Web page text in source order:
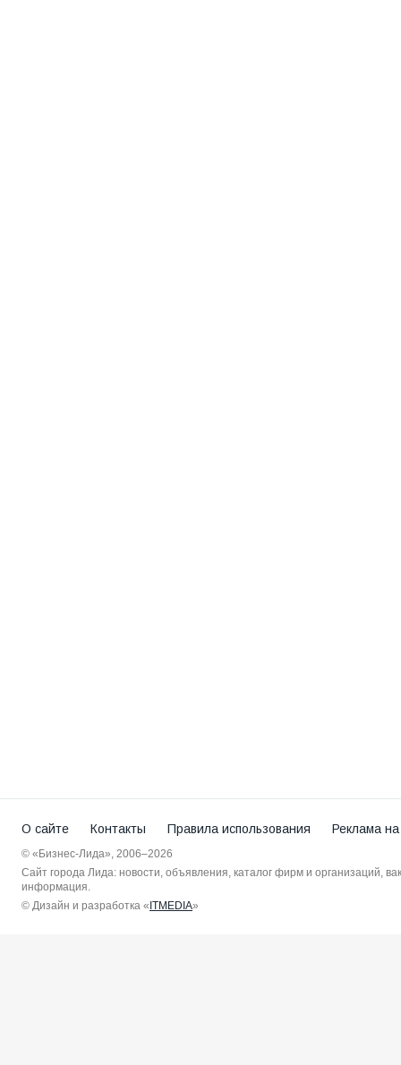
О сайте Контакты Правила использования Реклама
© «Бизнес-Лида», 2006–2026
Сайт города Лида: новости, объявления, каталог фирм и организаций,
информация.
© Дизайн и разработка «ITMEDIA»